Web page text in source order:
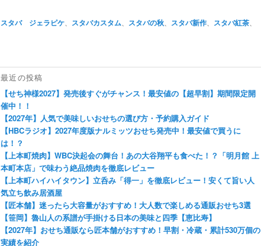
スタバ ジェラピケ スタバカスタム スタバの秋 スタバ新作 スタバ紅茶
最近の投稿
【せち神様2027】発売後すぐがチャンス！最安値の【超早割】期間限定開
催中！！
【2027年】人気で美味しいおせちの選び方・予約購入ガイド
【HBCラジオ】2027年度版ナルミッツおせち発売中！最安値で買うに
は！？
【上本町焼肉】WBC決起会の舞台！あの大谷翔平も食べた！？「明月館 上
本町本店」で味わう絶品焼肉を徹底レビュー
【上本町ハイハイタウン】立呑み「得一」を徹底レビュー！安くて旨い人
気立ち飲み居酒屋
【匠本舗】迷ったら大容量がおすすめ！大人数で楽しめる通販おせち3選
【笹岡】魯山人の系譜が手掛ける日本の美味と四季【恵比寿】
【2027年】おせち通販なら匠本舗がおすすめ！早割・冷蔵・累計530万個の
実績を紹介